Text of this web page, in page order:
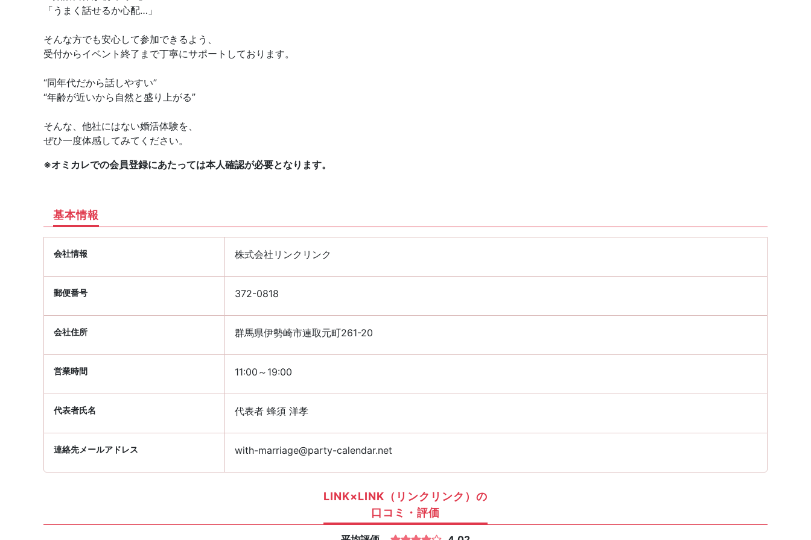
「うまく話せるか心配…」
そんな方でも安心して参加できるよう、
受付からイベント終了まで丁寧にサポートしております。
“同年代だから話しやすい”
“年齢が近いから自然と盛り上がる”
そんな、他社にはない婚活体験を、
ぜひ一度体感してみてください。
※オミカレでの会員登録にあたっては本人確認が必要となります。
基本情報
会社情報 株式会社リンクリンク
郵便番号 372-0818
会社住所 群馬県伊勢崎市連取元町261-20
営業時間 11:00～19:00
代表者氏名 代表者 蜂須 洋孝
連絡先メールアドレス with-marriage@party-calendar.net
LINK×LINK（リンクリンク）の
口コミ・評価